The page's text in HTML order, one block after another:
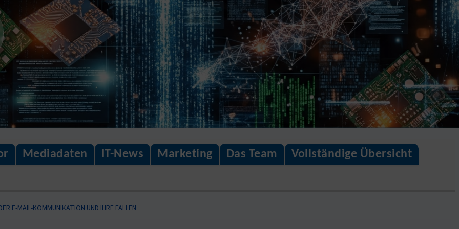
Mediadaten IT-News Marketing Das Team
Vollständige Übersicht
E-MAIL-KOMMUNIKATION UND IHRE FALLEN